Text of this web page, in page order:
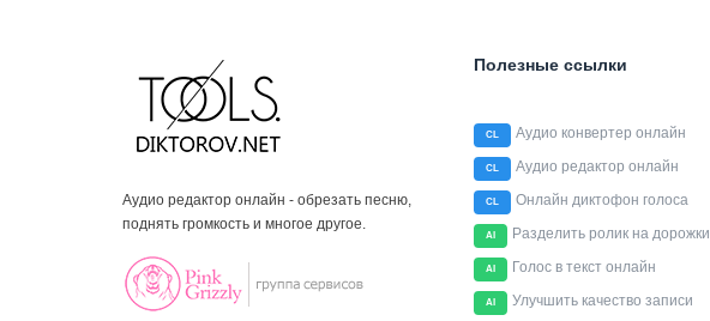
Аудио редактор онлайн - обрезать песню,
поднять громкость и многое другое.
Полезные ссылки
CL Аудио конвертер онлайн
CL Аудио редактор онлайн
CL Онлайн диктофон голоса
AI Разделить ролик на дорожки
AI Голос в текст онлайн
AI Улучшить качество записи